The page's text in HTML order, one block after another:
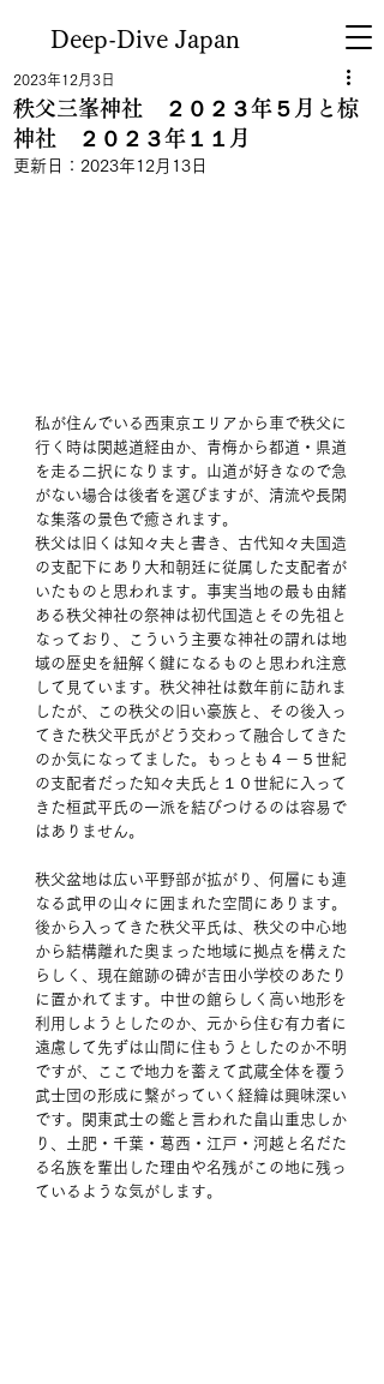
Deep-Dive Japan
秩父三峯神社 ２０２３年５月と椋
神社 ２０２３年１１月
2023年12月3日
更新日： 2023年12月13日
私が住んでいる西東京エリアから車で秩父に
行く時は関越道経由か、青梅から都道・県道
を走る二択になります。山道が好きなので急
がない場合は後者を選びますが、清流や長閑
な集落の景色で癒されます。
秩父は旧くは知々夫と書き、古代知々夫国造
の支配下にあり大和朝廷に従属した支配者が
いたものと思われます。事実当地の最も由緒
ある秩父神社の祭神は初代国造とその先祖と
なっており、こういう主要な神社の謂れは地
域の歴史を紐解く鍵になるものと思われ注意
して見ています。秩父神社は数年前に訪れま
したが、この秩父の旧い豪族と、その後入っ
てきた秩父平氏がどう交わって融合してきた
のか気になってました。もっとも４－５世紀
の支配者だった知々夫氏と１０世紀に入って
きた桓武平氏の一派を結びつけるのは容易で
はありません。
秩父盆地は広い平野部が拡がり、何層にも連
なる武甲の山々に囲まれた空間にあります。
後から入ってきた秩父平氏は、秩父の中心地
から結構離れた奥まった地域に拠点を構えた
らしく、現在館跡の碑が吉田小学校のあたり
に置かれてます。中世の館らしく高い地形を
利用しようとしたのか、元から住む有力者に
遠慮して先ずは山間に住もうとしたのか不明
ですが、ここで地力を蓄えて武蔵全体を覆う
武士団の形成に繋がっていく経緯は興味深い
です。関東武士の鑑と言われた畠山重忠しか
り、土肥・千葉・葛西・江戸・河越と名だた
る名族を輩出した理由や名残がこの地に残っ
ているような気がします。